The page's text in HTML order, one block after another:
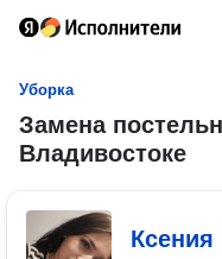
Уборка
Замена
Владивостоке
Ксения